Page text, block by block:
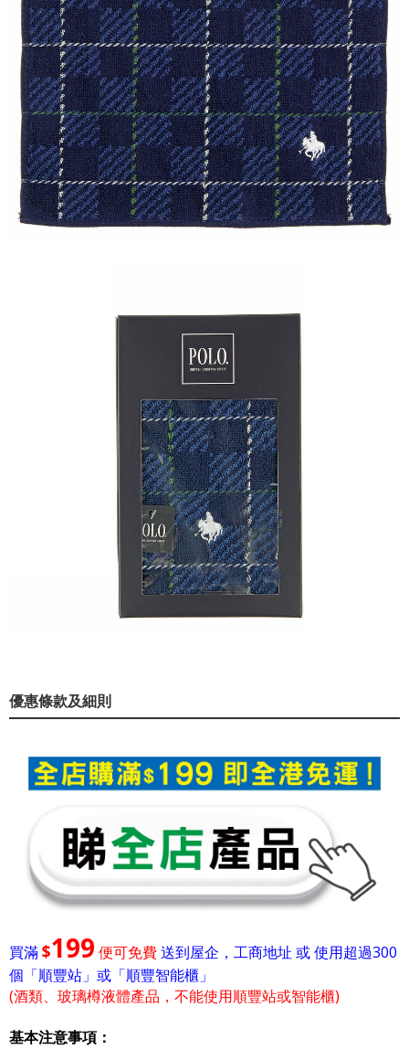
優惠條款及細則
買滿$199 便可免費送到屋企，工商地址 或 使用超過300
個「順豐站」或「順豐智能櫃」
(酒類、玻璃樽液體產品，不能使用順豐站或智能櫃)
基本注意事項：